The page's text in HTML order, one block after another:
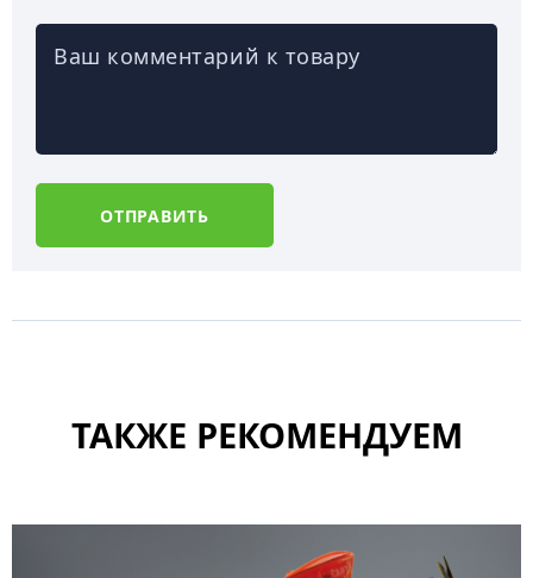
Ваш комментарий к товару
ОТПРАВИТЬ
ТАКЖЕ РЕКОМЕНДУЕМ